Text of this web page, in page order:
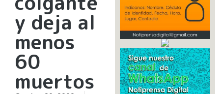
y deja al
menos
60
muertos